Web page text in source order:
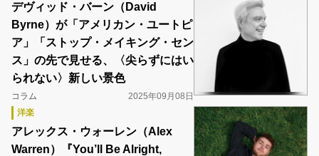
デヴィッド・バーン（David
Byrne）が「アメリカン・ユートピ
ア」「ストップ・メイキング・セン
ス」の先で見せる、〈尖らずにはい
られない〉新しい景色
コラム
2025年09月08日
洋楽
アレックス・ウォーレン（Alex
Warren）『You’ll Be Alright,